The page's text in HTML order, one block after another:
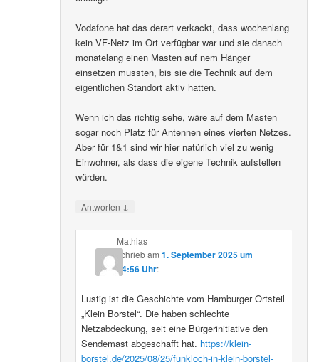
Vodafone hat das derart verkackt, dass wochenlang
kein VF-Netz im Ort verfügbar war und sie danach
monatelang einen Masten auf nem Hänger
einsetzen mussten, bis sie die Technik auf dem
eigentlichen Standort aktiv hatten.
Wenn ich das richtig sehe, wäre auf dem Masten
sogar noch Platz für Antennen eines vierten Netzes.
Aber für 1&1 sind wir hier natürlich viel zu wenig
Einwohner, als dass die eigene Technik aufstellen
würden.
Antworten ↓
Mathias
schriebam 1. September 2025 um
14:56 Uhr:
Lustig ist die Geschichte vom Hamburger Ortsteil
„Klein Borstel“. Die haben schlechte
Netzabdeckung, seit eine Bürgerinitiative den
Sendemast abgeschafft hat. https://klein-
borstel.de/2025/08/25/funkloch-in-klein-borstel-